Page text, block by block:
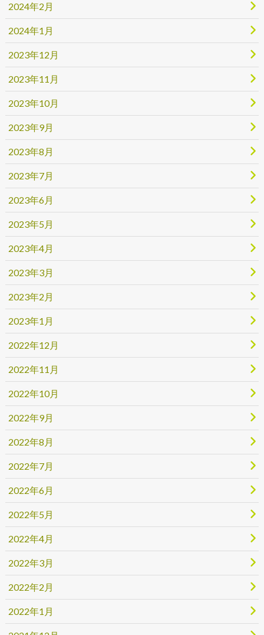
2024年2月
2024年1月
2023年12月
2023年11月
2023年10月
2023年9月
2023年8月
2023年7月
2023年6月
2023年5月
2023年4月
2023年3月
2023年2月
2023年1月
2022年12月
2022年11月
2022年10月
2022年9月
2022年8月
2022年7月
2022年6月
2022年5月
2022年4月
2022年3月
2022年2月
2022年1月